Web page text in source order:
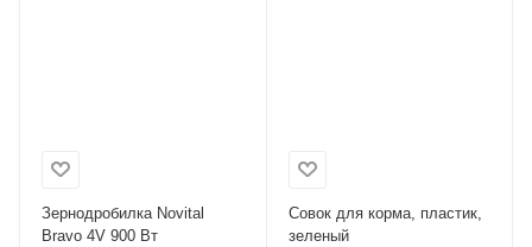
Зернодробилка Novital
Bravo 4V 900 Вт
Совок для корма, пластик,
зеленый